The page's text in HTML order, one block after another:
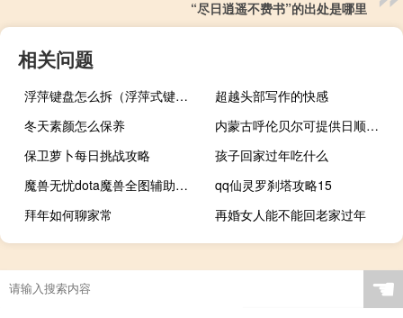
“尽日逍遥不费书”的出处是哪里
相关问题
浮萍键盘怎么拆（浮萍式键盘简介）
超越头部写作的快感
冬天素颜怎么保养
内蒙古呼伦贝尔可提供日顺抽油烟机维修服务地址在哪
保卫萝卜每日挑战攻略
孩子回家过年吃什么
魔兽无忧dota魔兽全图辅助工具 V0.8.1 最新绿色版（魔兽无忧dota魔兽全图辅助工具 V0.8.1 最新绿色版功能简介）
qq仙灵罗刹塔攻略15
拜年如何聊家常
再婚女人能不能回老家过年
☚